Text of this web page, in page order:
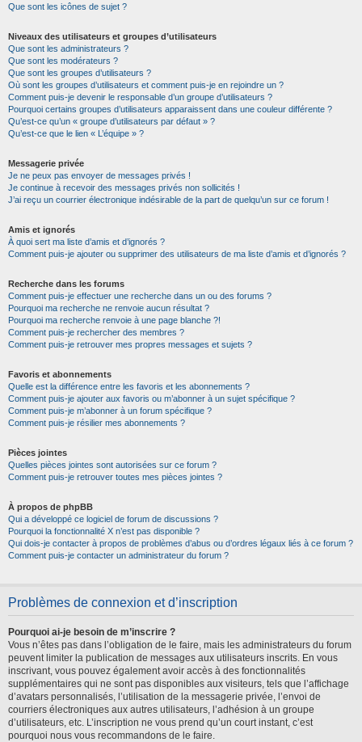
Que sont les icônes de sujet ?
Niveaux des utilisateurs et groupes d’utilisateurs
Que sont les administrateurs ?
Que sont les modérateurs ?
Que sont les groupes d’utilisateurs ?
Où sont les groupes d’utilisateurs et comment puis-je en rejoindre un ?
Comment puis-je devenir le responsable d’un groupe d’utilisateurs ?
Pourquoi certains groupes d’utilisateurs apparaissent dans une couleur différente ?
Qu’est-ce qu’un « groupe d’utilisateurs par défaut » ?
Qu’est-ce que le lien « L’équipe » ?
Messagerie privée
Je ne peux pas envoyer de messages privés !
Je continue à recevoir des messages privés non sollicités !
J’ai reçu un courrier électronique indésirable de la part de quelqu’un sur ce forum !
Amis et ignorés
À quoi sert ma liste d’amis et d’ignorés ?
Comment puis-je ajouter ou supprimer des utilisateurs de ma liste d’amis et d’ignorés ?
Recherche dans les forums
Comment puis-je effectuer une recherche dans un ou des forums ?
Pourquoi ma recherche ne renvoie aucun résultat ?
Pourquoi ma recherche renvoie à une page blanche ?!
Comment puis-je rechercher des membres ?
Comment puis-je retrouver mes propres messages et sujets ?
Favoris et abonnements
Quelle est la différence entre les favoris et les abonnements ?
Comment puis-je ajouter aux favoris ou m’abonner à un sujet spécifique ?
Comment puis-je m’abonner à un forum spécifique ?
Comment puis-je résilier mes abonnements ?
Pièces jointes
Quelles pièces jointes sont autorisées sur ce forum ?
Comment puis-je retrouver toutes mes pièces jointes ?
À propos de phpBB
Qui a développé ce logiciel de forum de discussions ?
Pourquoi la fonctionnalité X n’est pas disponible ?
Qui dois-je contacter à propos de problèmes d’abus ou d’ordres légaux liés à ce forum ?
Comment puis-je contacter un administrateur du forum ?
Problèmes de connexion et d’inscription
Pourquoi ai-je besoin de m’inscrire ?
Vous n’êtes pas dans l’obligation de le faire, mais les administrateurs du forum
peuvent limiter la publication de messages aux utilisateurs inscrits. En vous
inscrivant, vous pouvez également avoir accès à des fonctionnalités
supplémentaires qui ne sont pas disponibles aux visiteurs, tels que l’affichage
d’avatars personnalisés, l’utilisation de la messagerie privée, l’envoi de
courriers électroniques aux autres utilisateurs, l’adhésion à un groupe
d’utilisateurs, etc. L’inscription ne vous prend qu’un court instant, c’est
pourquoi nous vous recommandons de le faire.